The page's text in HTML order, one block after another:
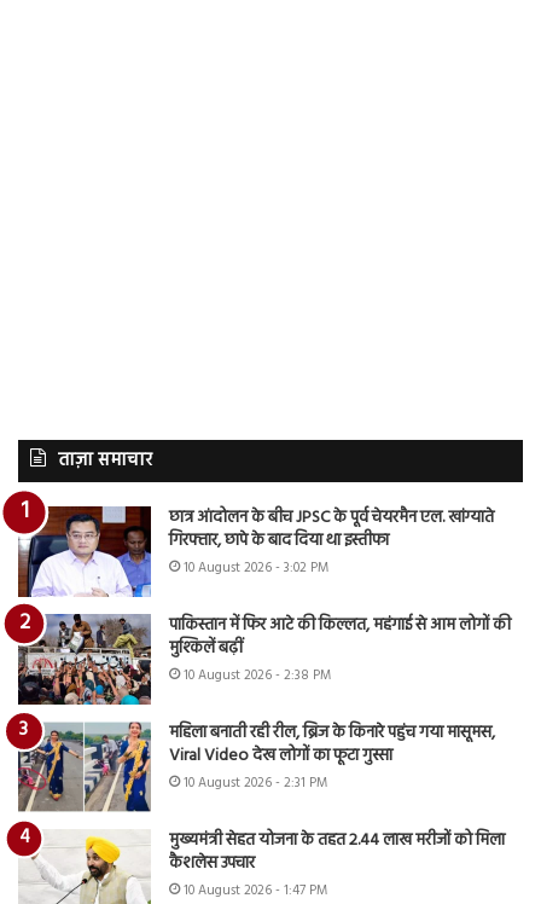
ताज़ा समाचार
छात्र आंदोलन के बीच JPSC के पूर्व चेयरमैन एल. खांग्याते
गिरफ्तार, छापे के बाद दिया था इस्तीफा
10 August 2026 - 3:02 PM
पाकिस्तान में फिर आटे की किल्लत, महंगाई से आम लोगों की
मुश्किलें बढ़ीं
10 August 2026 - 2:38 PM
महिला बनाती रही रील, ब्रिज के किनारे पहुंच गया मासूमस,
Viral Video देख लोगों का फूटा गुस्सा
10 August 2026 - 2:31 PM
मुख्यमंत्री सेहत योजना के तहत 2.44 लाख मरीजों को मिला
कैशलेस उपचार
10 August 2026 - 1:47 PM